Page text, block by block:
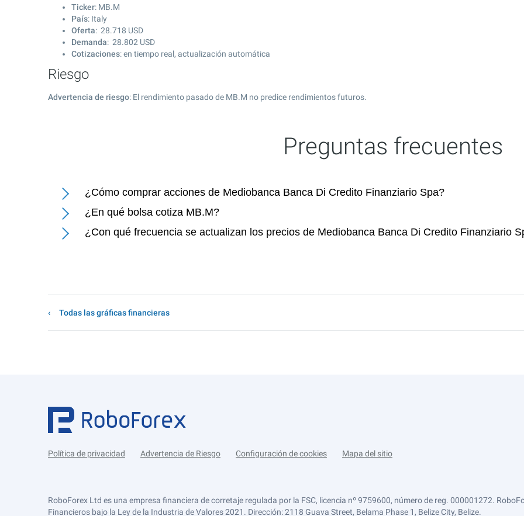
Ticker: MB.M
País: Italy
Oferta: 28.718 USD
Demanda: 28.802 USD
Cotizaciones: en tiempo real, actualización automática
Riesgo
Advertencia de riesgo: El rendimiento pasado de MB.M no predice rendimientos futuros.
Preguntas frecuentes
¿Cómo comprar acciones de Mediobanca Banca Di Credito Finanziario Spa?
¿En qué bolsa cotiza MB.M?
¿Con qué frecuencia se actualizan los precios de Mediobanca Banca Di Credito Finanziario
Todas las gráficas financieras
Política de privacidad Advertencia de Riesgo Configuración de cookies Mapa del sitio
RoboForex Ltd es una empresa financiera de corretaje regulada por la FSC, licencia nº 9759600, número de reg. 000001272.
Financieros bajo la Ley de la Industria de Valores 2021. Dirección: 2118 Guava Street, Belama Phase 1, Belize City, Belize.